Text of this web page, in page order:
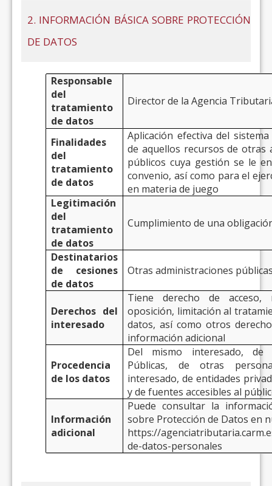
2. INFORMACIÓN BÁSICA SOBRE PROTECCIÓN
DE DATOS
Responsable
del
tratamiento
de datos
Director de la Agencia
Finalidades
del
tratamiento
de datos
Aplicación efectiva del
de aquellos recursos de otras
públicos cuya gestión se le
convenio, así como para el
en materia de juego
Legitimación
del
tratamiento
de datos
Cumplimiento de una
Destinatarios
de cesiones
de datos
Otras administraciones
Derechos del
interesado
Tiene derecho de acceso,
oposición, limitación al
datos, así como otros
información adicional
Procedencia
de los datos
Del mismo interesado, de
Públicas, de otras
interesado, de entidades
y de fuentes accesibles al
Información
adicional
Puede consultar la
sobre Protección de Datos en
https://
de-datos-personales